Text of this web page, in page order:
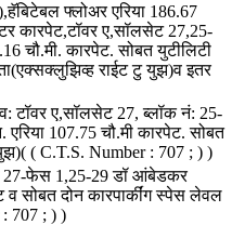
फ्लोअर एरिया 186.67
कारपेट,टॉवर ए,सॉलसेट 27,25-
चौ.मी. कारपेट. सोबत युटीलिटी
राईट टु युझ)व इतर
टॉवर ए,सॉलसेट 27, ब्लॉक नं: 25-
107.75 चौ.मी कारपेट. सोबत
युझ)( ( C.T.S. Number : 707 ; ) )
27-फेस 1,25-29 डॉ आंबेडकर
व सोबत दोन कारपार्कींग स्पेस लेवल
: 707 ; ) )